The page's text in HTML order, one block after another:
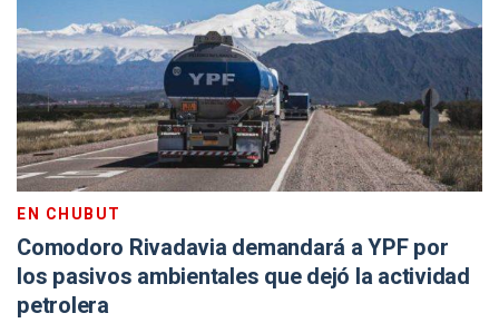
EN CHUBUT
Comodoro Rivadavia demandará a YPF por
los pasivos ambientales que dejó la actividad
petrolera